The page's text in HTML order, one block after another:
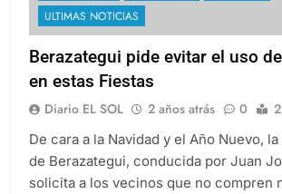
ULTIMAS NOTICIAS
Berazategui pide evitar el uso
en estas Fiestas
Diario EL SOL 2 años atrás 0
De cara a la Navidad y el Año Nuevo,
de Berazategui, conducida por Juan
solicita a los vecinos que no compren